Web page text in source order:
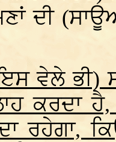
ਦੀ
ਵੇਲੇ ਭੀ)
ਕਰਦਾ
ਰਹੇਗਾ,